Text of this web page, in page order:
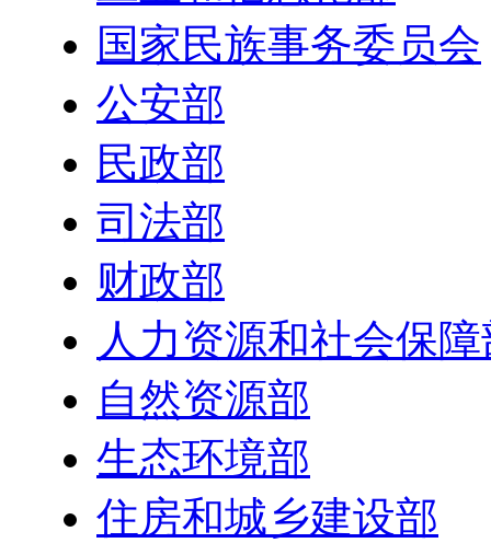
国家民族事务委员会
公安部
民政部
司法部
财政部
人力资源和社会保
自然资源部
生态环境部
住房和城乡建设部